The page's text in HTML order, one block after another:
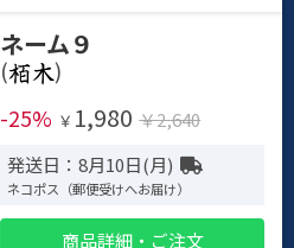
ネーム９
(
)
-25% ￥ 1,980 ￥2,640
発送日：8月10日(月)
ネコポス（郵便受けへお届け）
商品詳細・ご注文